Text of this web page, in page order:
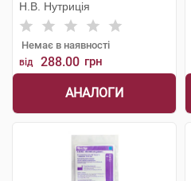
Н.В. Нутриція
Немає в наявності
від 288.00 грн
АНАЛОГИ